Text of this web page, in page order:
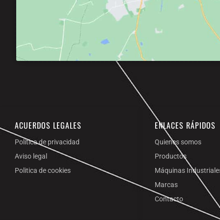
ACUERDOS LEGALES
Política de privacidad
Aviso legal
Politica de cookies
ENLACES RÁPIDOS
Quienes somos
Productos
Máquinas
Marcas
Contacto